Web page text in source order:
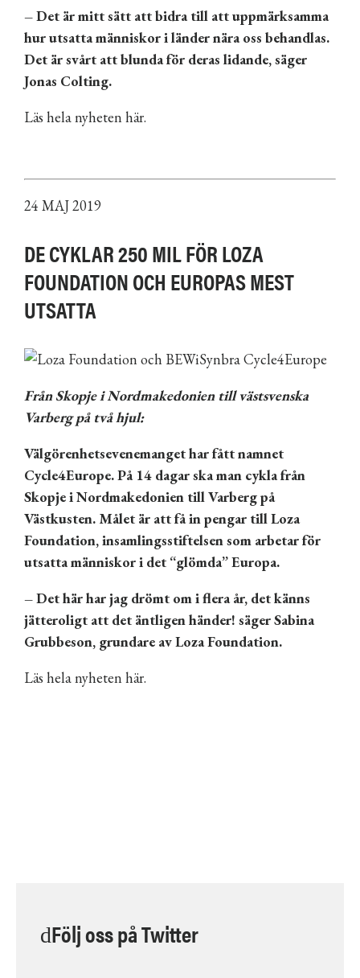
– Det är mitt sätt att bidra till att uppmärksamma
hur utsatta människor i länder nära oss behandlas.
Det är svårt att blunda för deras lidande, säger
Jonas Colting.
Läs hela nyheten här.
24 MAJ 2019
DE CYKLAR 250 MIL FÖR LOZA
FOUNDATION OCH EUROPAS MEST
UTSATTA
Från Skopje i Nordmakedonien till västsvenska
Varberg på två hjul:
Välgörenhetsevenemanget har fått namnet
Cycle4Europe. På 14 dagar ska man cykla från
Skopje i Nordmakedonien till Varberg på
Västkusten. Målet är att få in pengar till Loza
Foundation, insamlingsstiftelsen som arbetar för
utsatta människor i det “glömda” Europa.
– Det här har jag drömt om i flera år, det känns
jätteroligt att det äntligen händer! säger Sabina
Grubbeson, grundare av Loza Foundation.
Läs hela nyheten här.
Följ oss på Twitter